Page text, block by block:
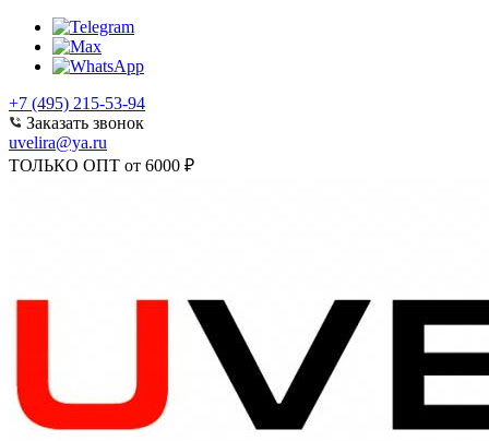
+7 (495) 215-53-94
Заказать звонок
uvelira@ya.ru
ТОЛЬКО ОПТ от 6000 ₽